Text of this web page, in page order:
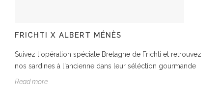
FRICHTI X ALBERT MÉNÈS
Suivez l'opération spéciale Bretagne de Frichti et retrouvez
nos sardines à l'ancienne dans leur séléction gourmande
Read more